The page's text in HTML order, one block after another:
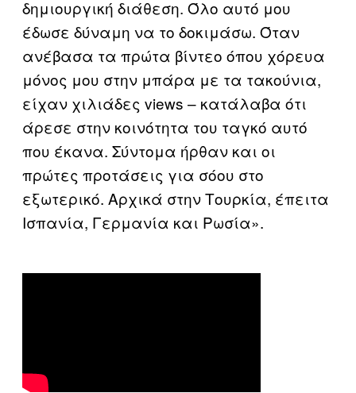
δημιουργική διάθεση. Όλο αυτό μου
έδωσε δύναμη να το δοκιμάσω. Όταν
ανέβασα τα πρώτα βίντεο όπου χόρευα
μόνος μου στην μπάρα με τα τακούνια,
είχαν χιλιάδες views – κατάλαβα ότι
άρεσε στην κοινότητα του ταγκό αυτό
που έκανα. Σύντομα ήρθαν και οι
πρώτες προτάσεις για σόου στο
εξωτερικό. Αρχικά στην Τουρκία, έπειτα
Ισπανία, Γερμανία και Ρωσία».